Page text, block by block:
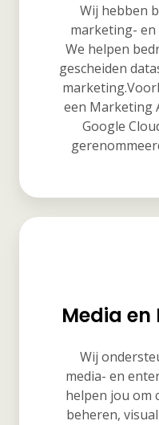
Wij hebben
marketing-
We helpen
gescheiden
een Marketing
Google
Media
Wij
media- en
helpen jou om
beheren,